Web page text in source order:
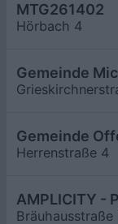
MTG261402
Hörbach 4
Gemeinde
Gemeinde
Herrenstraße 4
AMPLICITY -
Bräuhausstraße